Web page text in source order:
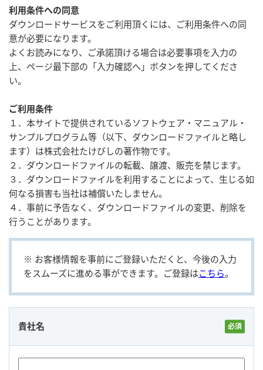
会社概要
ログイン・新規登録
ライセンス
お問い合わせ
利用条件への同意
ダウンロードサービスをご利用頂くには、ご利用条件への同
意が必要になります。
よくお読みになり、ご承諾頂ける場合は必要事項を入力の
上、ページ最下部の「入力確認へ」ボタンを押してくださ
い。
ご利用条件
１．本サイトで提供されているソフトウェア・マニュアル・
サンプルプログラム等（以下、ダウンロードファイルと略し
ます）は株式会社たけびしの著作物です。
２．ダウンロードファイルの転載、譲渡、販売を禁じます。
３．ダウンロードファイルを利用することによって、生じる如
何なる損害も当社は補償いたしません。
４．事前に予告なく、ダウンロードファイルの変更、削除を
行うことがあります。
※ お客様情報を事前にご登録いただくと、今後の⼊⼒
をスムーズに進める事ができます。ご登録はこちら。
貴社名